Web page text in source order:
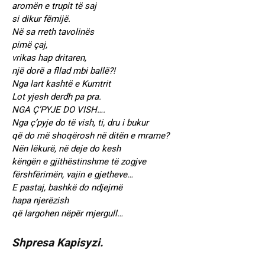
aromën e trupit të saj
si dikur fëmijë.
Në sa rreth tavolinës
pimë çaj,
vrikas hap dritaren,
një dorë a fllad mbi ballë?!
Nga lart kashtë e Kumtrit
Lot yjesh derdh pa pra.
NGA Ç’PYJE DO VISH….
Nga ç’pyje do të vish, ti, dru i bukur
që do më shoqërosh në ditën e mrame?
Nën lëkurë, në deje do kesh
këngën e gjithëstinshme të zogjve
fërshfërimën, vajin e gjetheve…
E pastaj, bashkë do ndjejmë
hapa njerëzish
që largohen nëpër mjergull…
Shpresa Kapisyzi.